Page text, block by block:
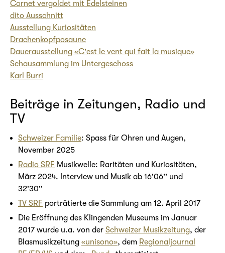
Cornet vergoldet mit Edelsteinen
dito Ausschnitt
Ausstellung Kuriositäten
Drachenkopfposaune
Dauerausstellung «C'est le vent qui fait la musique»
Schausammlung im Untergeschoss
Karl Burri
Beiträge in Zeitungen, Radio und
TV
Schweizer Familie: Spass für Ohren und Augen,
November 2025
Radio SRF Musikwelle: Raritäten und Kuriositäten,
März 2024. Interview und Musik ab 16'06'' und
32'30''
TV SRF porträtierte die Sammlung am 12. April 2017
Die Eröffnung des Klingenden Museums im Januar
2017 wurde u.a. von der Schweizer Musikzeitung, der
Blasmusikzeitung «unisono», dem Regionaljournal